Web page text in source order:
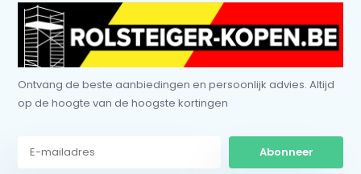
Ontvang de beste aanbiedingen en persoonlijk advies. Altijd
op de hoogte van de hoogste kortingen
Abonneer